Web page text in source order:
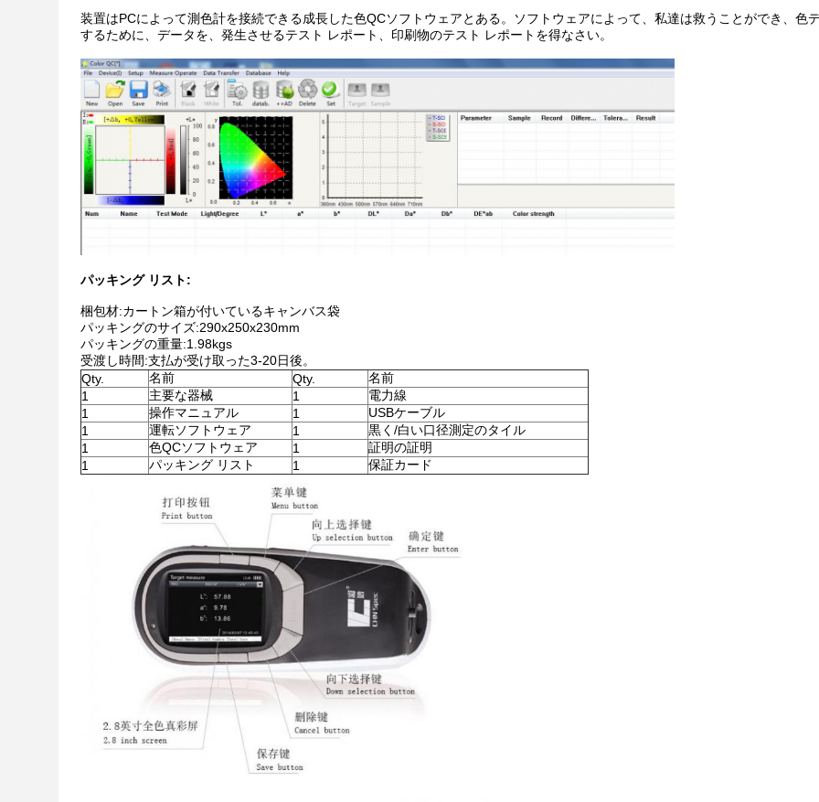
装置はPCによって測色計を接続できる成長した色QCソフトウェアとある。ソフトウェアによって、私達は救うことができ、色
するために、データを、発生させるテスト レポート、印刷物のテスト レポートを得なさい。
パッキング リスト:
梱包材:カートン箱が付いているキャンバス袋
パッキングのサイズ:290x250x230mm
パッキングの重量:1.98kgs
受渡し時間:支払が受け取った3-20日後。
Qty.
名前 Qty.
名前
1
主要な器械 1
電力線
1
操作マニュアル 1
USBケーブル
1
運転ソフトウェア 1
黒く/白い口径測定のタイル
1
色QCソフトウェア 1
証明の証明
1
パッキング リスト 1 保証カード